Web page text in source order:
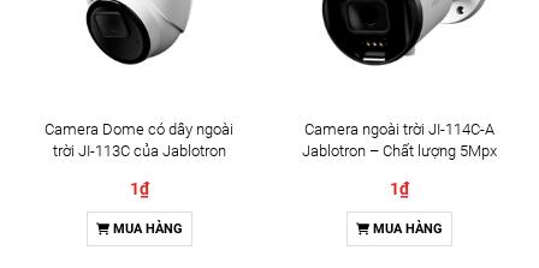
Camera Dome có dây ngoài
trời JI-113C của Jablotron
1₫
MUA HÀNG
Camera ngoài trời JI-114C-A
Jablotron – Chất lượng 5Mpx
1₫
MUA HÀNG